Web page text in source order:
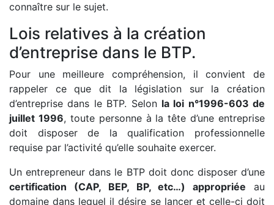
connaître sur le sujet.
Lois relatives à la création
d’entreprise dans le BTP.
Pour une meilleure compréhension, il convient de
rappeler ce que dit la législation sur la création
d’entreprise dans le BTP. Selon la loi n°1996-603 de
juillet 1996, toute personne à la tête d’une entreprise
doit disposer de la qualification professionnelle
requise par l’activité qu’elle souhaite exercer.
Un entrepreneur dans le BTP doit donc disposer d’une
certification (CAP, BEP, BP, etc…) appropriée au
domaine dans lequel il désire se lancer et celle-ci doit